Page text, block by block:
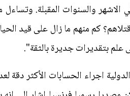
والسنوات المقبلة.
كم منهم ما زال على قيد
بتقديرات جديرة بالثقة".
اجراء الحسابات الأكثر